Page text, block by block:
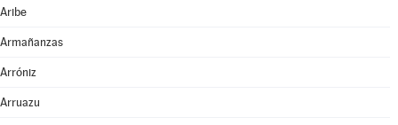
Aribe
Armañanzas
Arróniz
Arruazu